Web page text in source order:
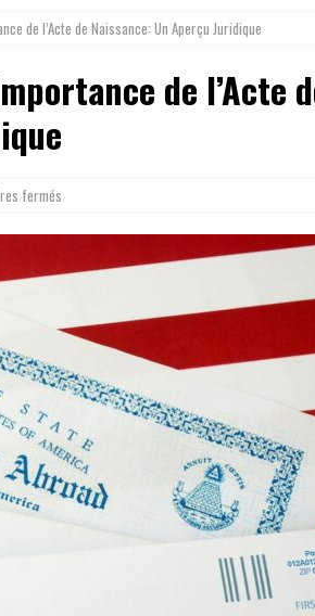
de l’Acte de Naissance: Un Aperçu Juridique
de l’Acte
fermés